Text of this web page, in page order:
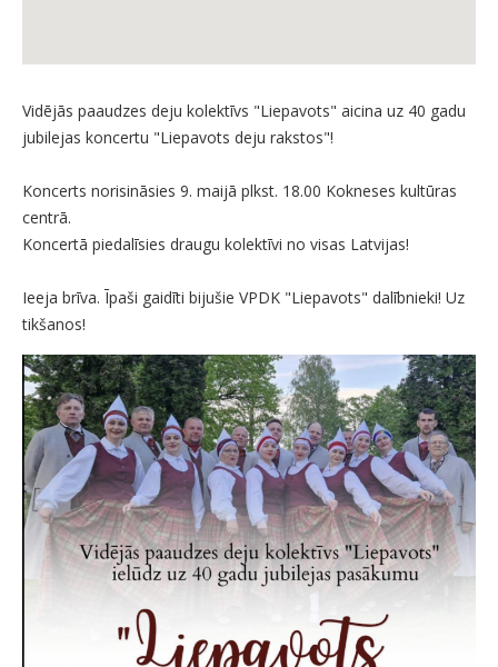
Vidējās paaudzes deju kolektīvs "Liepavots" aicina uz 40 gadu
jubilejas koncertu "Liepavots deju rakstos"!
Koncerts norisināsies 9. maijā plkst. 18.00 Kokneses kultūras
centrā.
Koncertā piedalīsies draugu kolektīvi no visas Latvijas!
Ieeja brīva. Īpaši gaidīti bijušie VPDK "Liepavots" dalībnieki! Uz
tikšanos!